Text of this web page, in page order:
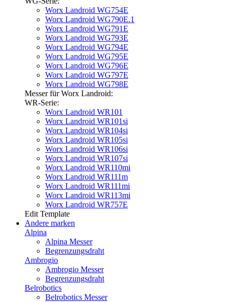
Worx Landroid WG754E
Worx Landroid WG790E.1
Worx Landroid WG791E
Worx Landroid WG793E
Worx Landroid WG794E
Worx Landroid WG795E
Worx Landroid WG796E
Worx Landroid WG797E
Worx Landroid WG798E
Messer für Worx Landroid:
WR-Serie:
Worx Landroid WR101
Worx Landroid WR101si
Worx Landroid WR104si
Worx Landroid WR105si
Worx Landroid WR106si
Worx Landroid WR107si
Worx Landroid WR110mi
Worx Landroid WR111m
Worx Landroid WR111mi
Worx Landroid WR113mi
Worx Landroid WR757E
Edit Template
Andere marken
Alpina
Alpina Messer
Begrenzungsdraht
Ambrogio
Ambrogio Messer
Begrenzungsdraht
Belrobotics
Belrobotics Messer